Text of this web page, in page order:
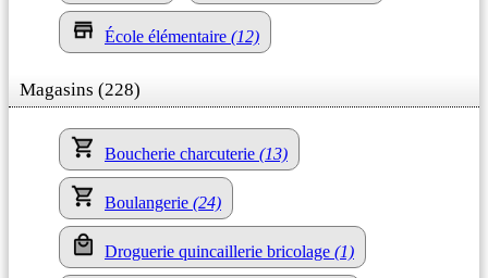
École élémentaire (12)
Magasins (228)
Boucherie charcuterie (13)
Boulangerie (24)
Droguerie quincaillerie bricolage (1)